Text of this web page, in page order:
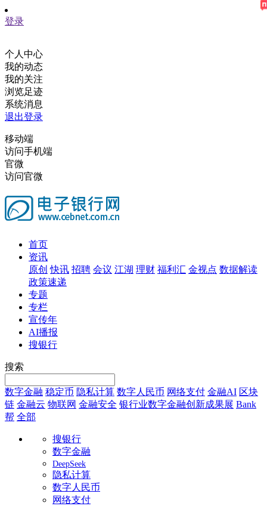
登录
个人中心
我的动态
我的关注
浏览足迹
系统消息
退出登录
移动端
访问手机端
官微
访问官微
首页
资讯
原创 快讯 招聘 会议 江湖 理财 福利汇 金视点 数据解读
政策速递
专题
专栏
宣传年
AI播报
搜银行
搜索
数字金融 稳定币 隐私计算 数字人民币 网络支付 金融AI 区块
链 金融云 物联网 金融安全 银行业数字金融创新成果展 Bank
帮 全部
搜银行
数字金融
DeepSeek
隐私计算
数字人民币
网络支付